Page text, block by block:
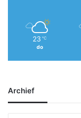
23 ℃
do
Archief